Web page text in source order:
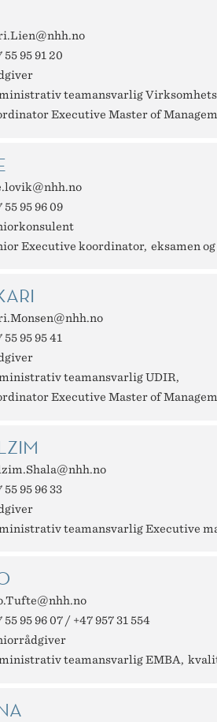
55 95 91 20
teamansvarlig
Executive Master of
55 95 96 09
Executive koordinator eksamen
55 95 95 41
teamansvarlig UDIR
Executive Master of
55 95 96 33
teamansvarlig Executive
55 95 96 07 / +47 957 31 554
teamansvarlig EMBA